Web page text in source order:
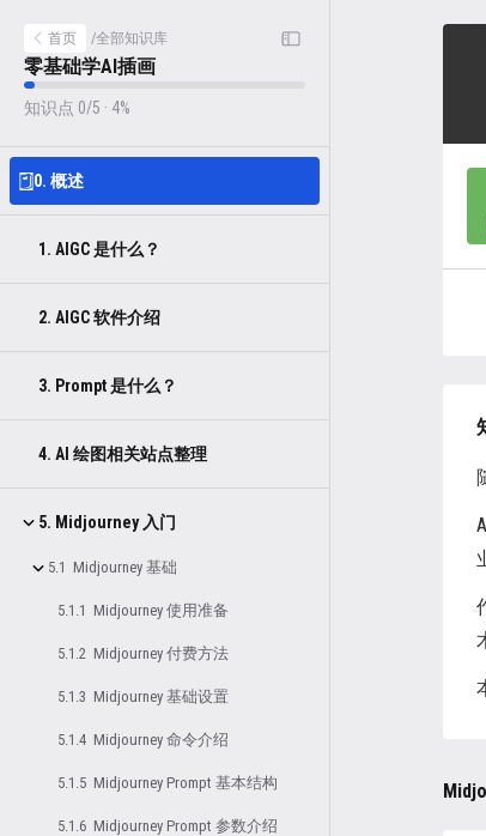
首页 /全部知识库
零基础学AI插画
知识点 0/5 · 4%
0. 概述
1. AIGC 是什么？
2. AIGC 软件介绍
3. Prompt 是什么？
4. AI 绘图相关站点整理
5. Midjourney 入门
5.1 Midjourney 基础
5.1.1 Midjourney 使用准备
5.1.2 Midjourney 付费方法
5.1.3 Midjourney 基础设置
5.1.4 Midjourney 命令介绍
5.1.5 Midjourney Prompt 基本结构
5.1.6 Midjourney Prompt 参数介绍